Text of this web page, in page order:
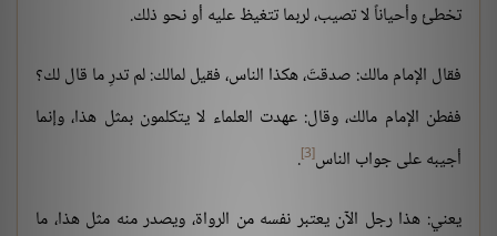
تخطئ وأحياناً لا تصيب، لربما تتغيظ عليه أو نحو ذلك.
فقال الإمام مالك: صدقتَ، هكذا الناس، فقيل لمالك: لم تدرِ ما قال لك؟
ففطن الإمام مالك، وقال: عهدت العلماء لا يتكلمون بمثل هذا، وإنما
أجيبه على جواب الناس[3]
.
يعني: هذا رجل الآن يعتبر نفسه من الرواة، ويصدر منه مثل هذا، ما